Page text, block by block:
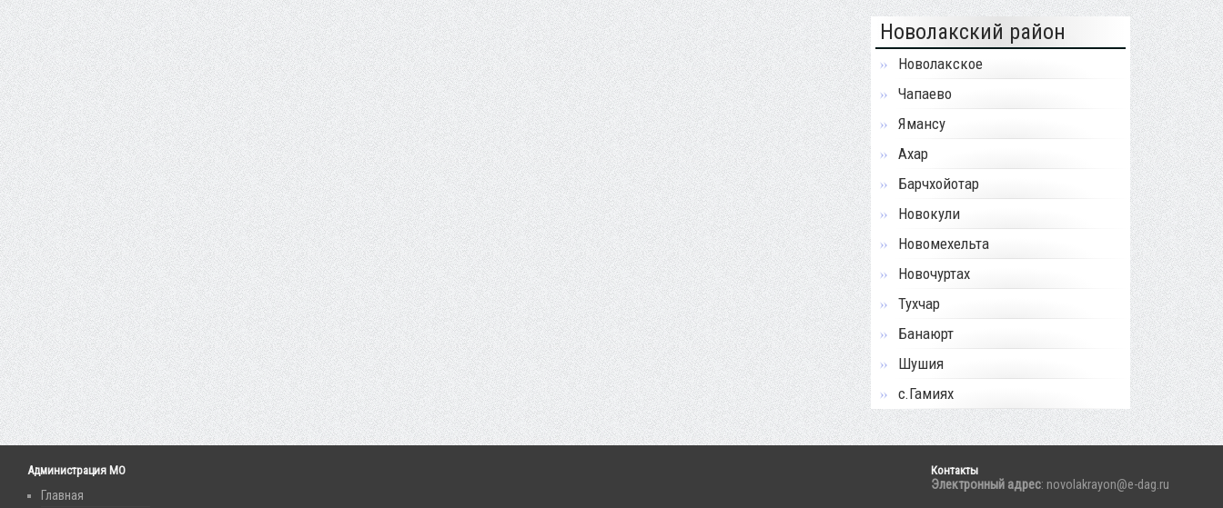
Новолакский район
Новолакское
Чапаево
Ямансу
Ахар
Барчхойотар
Новокули
Новомехельта
Новочуртах
Тухчар
Банаюрт
Шушия
с.Гамиях
Администрация МО
Главная
Контакты
Электронный адрес: novolakrayon@e-dag.ru